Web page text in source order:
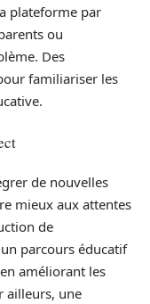
plateforme par
ou
Des
familiariser les
de nouvelles
mieux aux attentes
de
parcours éducatif
améliorant les
ailleurs, une